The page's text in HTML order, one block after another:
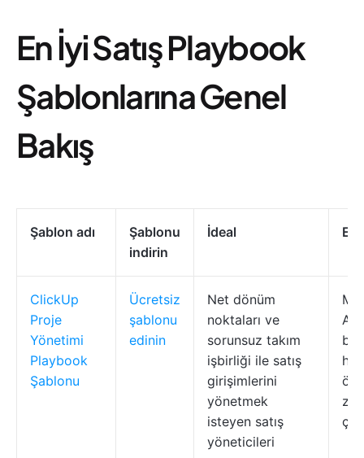
En İyi Satış Playbook
Şablonlarına Genel
Bakış
Şablon adı
Şablonu
indirin
İdeal En
ClickUp
Proje
Yönetimi
Playbook
Şablonu
Ücretsiz
şablonu
edinin
Net dönüm
noktaları ve
sorunsuz takım
işbirliği ile satış
girişimlerini
yönetmek
isteyen satış
yöneticileri